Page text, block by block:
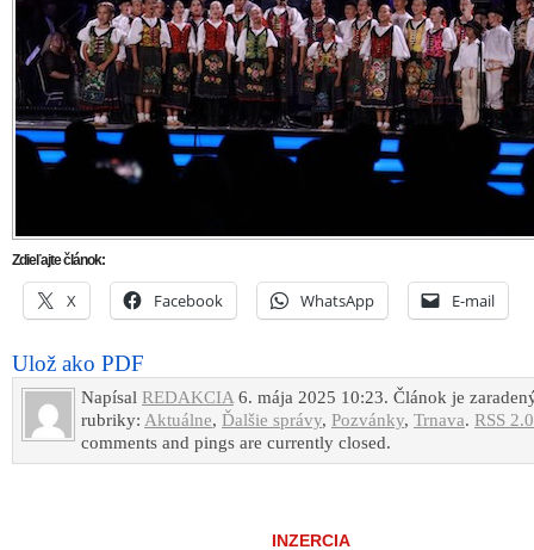
rubriky:Aktuálne,Ďalšie správy, Pozvánky,Trnava.RSS 2.0
comments and pings are currently closed.
INZERCIA